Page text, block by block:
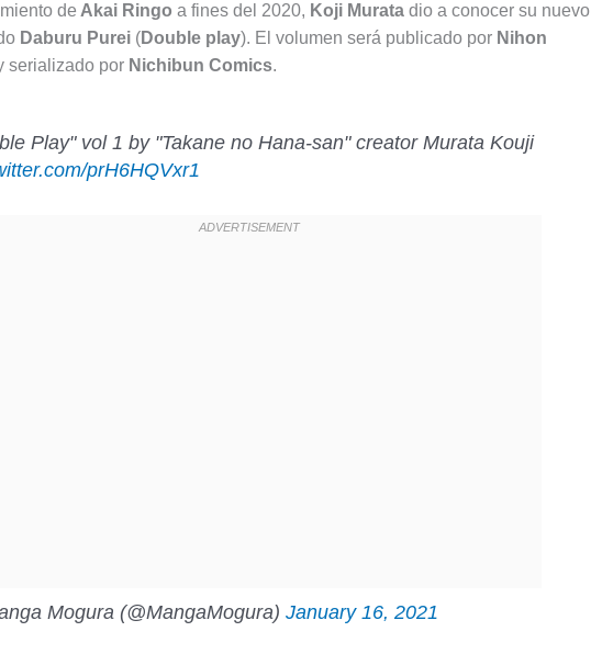
de Akai Ringo a fines del 2020, Koji Murata dio a conocer su nuevo
Daburu Purei (Double play). El volumen será publicado por Nihon
serializado por Nichibun Comics.
Play" vol 1 by "Takane no Hana-san" creator Murata Kouji
prH6HQVxr1
Mogura (@MangaMogura)January 16, 2021